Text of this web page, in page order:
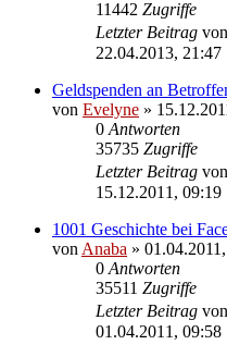
11442 Zugriffe
Letzter Beitrag von
22.04.2013, 21:47
Geldspenden an
von Evelyne »
0 Antworten
35735 Zugriffe
Letzter Beitrag von
15.12.2011, 09:19
1001 Geschichte bei
von Anaba »
0 Antworten
35511 Zugriffe
Letzter Beitrag von
01.04.2011, 09:58